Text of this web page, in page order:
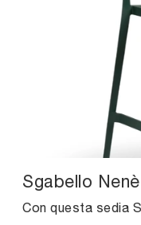
Sgabello Nenè